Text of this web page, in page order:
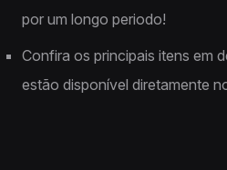
por um longo periodo!
Confira os principais itens em
estão disponível diretamente